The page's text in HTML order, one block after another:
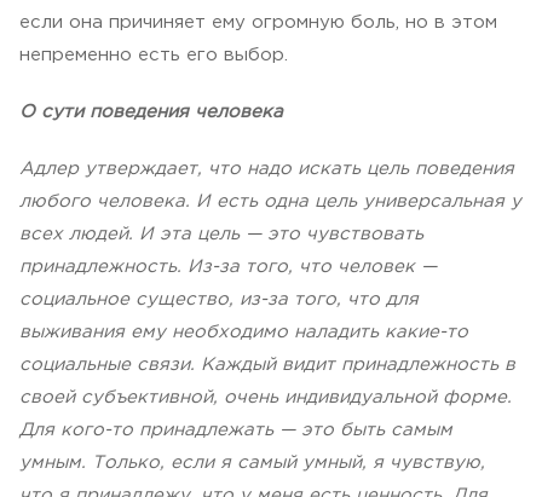
если она причиняет ему огромную боль, но в этом
непременно есть его выбор.
О сути поведения человека
Адлер утверждает, что надо искать цель поведения
любого человека. И есть одна цель универсальная у
всех людей. И эта цель — это чувствовать
принадлежность. Из-за того, что человек —
социальное существо, из-за того, что для
выживания ему необходимо наладить какие-то
социальные связи. Каждый видит принадлежность в
своей субъективной, очень индивидуальной форме.
Для кого-то принадлежать — это быть самым
умным. Только, если я самый умный, я чувствую,